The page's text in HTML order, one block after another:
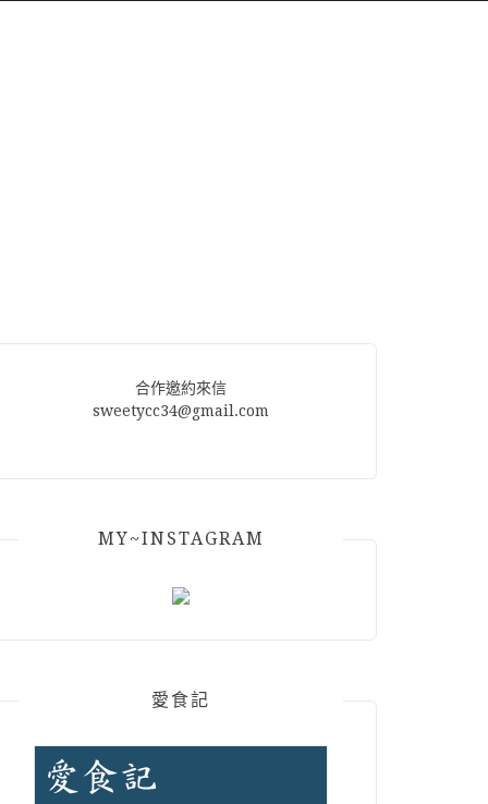
合作邀約來信
sweetycc34@gmail.com
MY~INSTAGRAM
愛食記